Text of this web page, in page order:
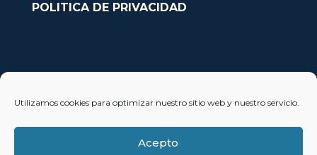
Utilizamos cookies para optimizar nuestro sitio web y nuestro servicio.
Acepto
POLITICA DE PRIVACIDAD
Avda. País Valencià nº54, Oficina 23, Alcoy (Alicante)